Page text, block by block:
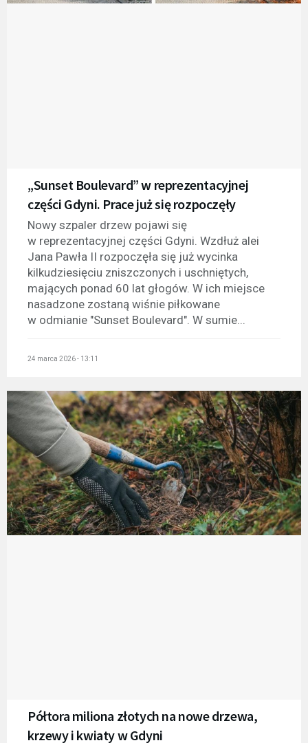
„Sunset Boulevard” w reprezentacyjnej
części Gdyni. Prace już się rozpoczęły
Nowy szpaler drzew pojawi się
w reprezentacyjnej części Gdyni. Wzdłuż alei
Jana Pawła II rozpoczęła się już wycinka
kilkudziesięciu zniszczonych i uschniętych,
mających ponad 60 lat głogów. W ich miejsce
nasadzone zostaną wiśnie piłkowane
w odmianie "Sunset Boulevard". W sumie...
24 marca 2026 - 13:11
Półtora miliona złotych na nowe drzewa,
krzewy i kwiaty w Gdyni